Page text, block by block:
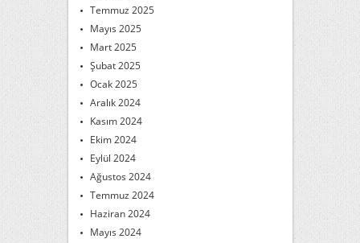
Temmuz 2025
Mayıs 2025
Mart 2025
Şubat 2025
Ocak 2025
Aralık 2024
Kasım 2024
Ekim 2024
Eylül 2024
Ağustos 2024
Temmuz 2024
Haziran 2024
Mayıs 2024